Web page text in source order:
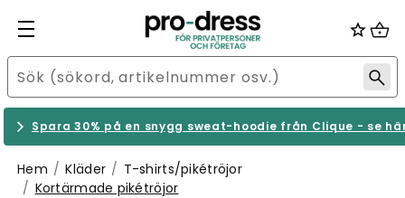
Spara 30% på en snygg sweat-hoodie från Clique - se
Hem Kläder
T-shirts/pikétröjor
Kortärmade pikétröjor